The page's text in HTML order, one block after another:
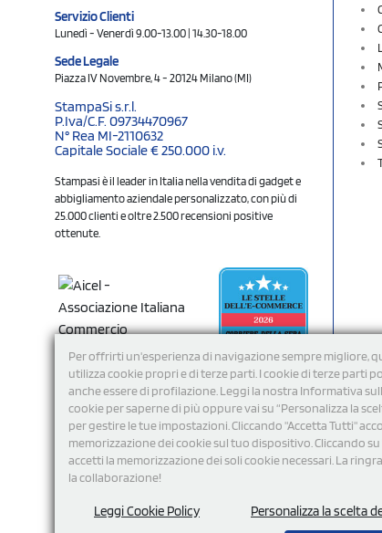
Per offrirti un'esperienza di navigazione sempre migliore,
utilizza cookie propri e di terze parti. I cookie di terze parti
anche essere di profilazione. Leggi la nostra Informativa
cookie per saperne di più oppure vai su “Personalizza la
per gestire le tue impostazioni. Cliccando "Accetta Tutti"
memorizzazione dei cookie sul tuo dispositivo. Cliccando
accetti la memorizzazione dei soli cookie necessari. La
la collaborazione!
Leggi Cookie Policy Personalizza la scelta
Servizio Clienti
Lunedì - Venerdì 9.00-13.00 | 14.30-18.00
Sede Legale
Piazza IV Novembre, 4 - 20124 Milano (MI)
StampaSi s.r.l.
P.Iva/C.F. 09734470967
N° Rea MI-2110632
Capitale Sociale € 250.000 i.v.
Stampasi è il leader in Italia nella vendita di gadget e
abbigliamento aziendale personalizzato, con più di
25.000 clienti e oltre 2.500 recensioni positive
ottenute.
Seguici